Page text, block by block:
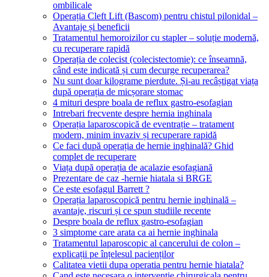
ombilicale
Operația Cleft Lift (Bascom) pentru chistul pilonidal –
Avantaje și beneficii
Tratamentul hemoroizilor cu stapler – soluție modernă,
cu recuperare rapidă
Operația de colecist (colecistectomie): ce înseamnă,
când este indicată și cum decurge recuperarea?
Nu sunt doar kilograme pierdute. Și-au recâștigat viața
după operația de micșorare stomac
4 mituri despre boala de reflux gastro-esofagian
Intrebari frecvente despre hernia inghinala
Operația laparoscopică de eventrație – tratament
modern, minim invaziv și recuperare rapidă
Ce faci după operația de hernie inghinală? Ghid
complet de recuperare
Viața după operația de acalazie esofagiană
Prezentare de caz -hernie hiatala si BRGE
Ce este esofagul Barrett ?
Operația laparoscopică pentru hernie inghinală –
avantaje, riscuri și ce spun studiile recente
Despre boala de reflux gastro-esofagian
3 simptome care arata ca ai hernie inghinala
Tratamentul laparoscopic al cancerului de colon –
explicații pe înțelesul pacienților
Calitatea vietii dupa operatia pentru hernie hiatala?